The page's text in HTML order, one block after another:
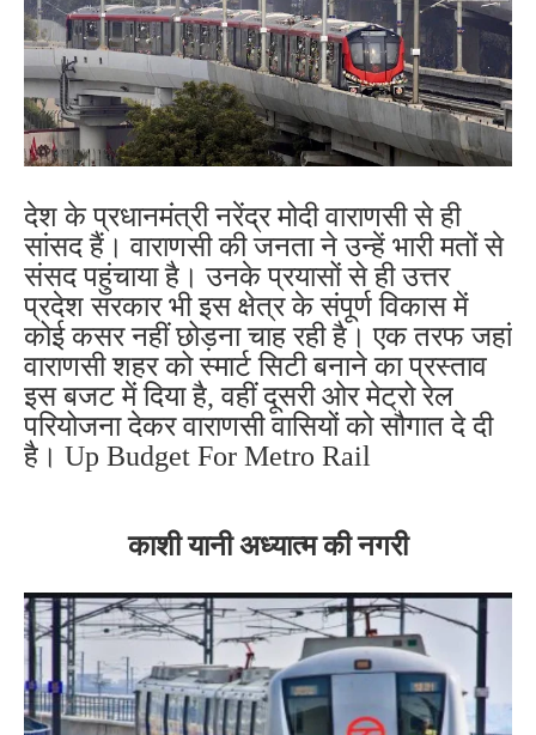
देश के प्रधानमंत्री नरेंद्र मोदी वाराणसी से ही
सांसद हैं। वाराणसी की जनता ने उन्हें भारी मतों से
संसद पहुंचाया है। उनके प्रयासों से ही उत्तर
प्रदेश सरकार भी इस क्षेत्र के संपूर्ण विकास में
कोई कसर नहीं छोड़ना चाह रही है। एक तरफ जहां
वाराणसी शहर को स्मार्ट सिटी बनाने का प्रस्ताव
इस बजट में दिया है, वहीं दूसरी ओर मेट्रो रेल
परियोजना देकर वाराणसी वासियों को सौगात दे दी
है। Up Budget For Metro Rail
काशी यानी अध्यात्म की नगरी